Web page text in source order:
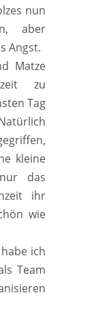
nun
aber
Angst.
Matze
zu
Tag
kleine
das
ihr
wie
ich
Team